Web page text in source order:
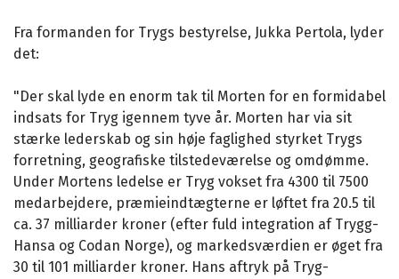
Fra formanden for Trygs bestyrelse, Jukka Pertola, lyder
det:
"Der skal lyde en enorm tak til Morten for en formidabel
indsats for Tryg igennem tyve år. Morten har via sit
stærke lederskab og sin høje faglighed styrket Trygs
forretning, geografiske tilstedeværelse og omdømme.
Under Mortens ledelse er Tryg vokset fra 4300 til 7500
medarbejdere, præmieindtægterne er løftet fra 20.5 til
ca. 37 milliarder kroner (efter fuld integration af Trygg-
Hansa og Codan Norge), og markedsværdien er øget fra
30 til 101 milliarder kroner. Hans aftryk på Tryg-